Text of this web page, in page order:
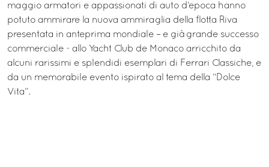
maggio armatori e appassionati di auto d’epoca hanno
potuto ammirare la nuova ammiraglia della flotta Riva
presentata in anteprima mondiale – e già grande successo
commerciale - allo Yacht Club de Monaco arricchito da
alcuni rarissimi e splendidi esemplari di Ferrari Classiche, e
da un memorabile evento ispirato al tema della “Dolce
Vita”.